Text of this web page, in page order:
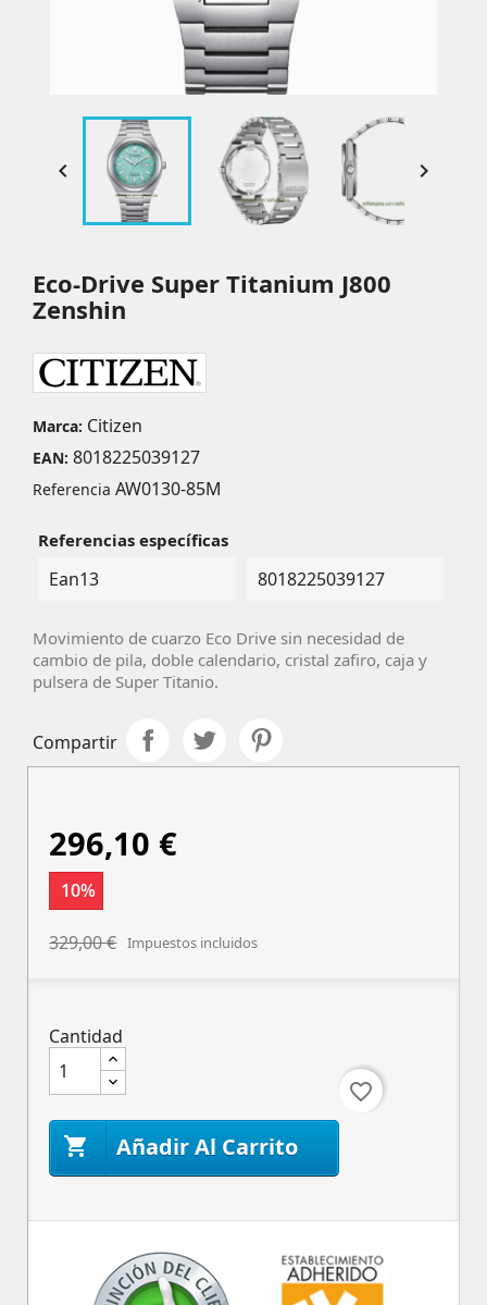
 
Eco-Drive Super Titanium J800
Zenshin
Marca: Citizen
EAN: 8018225039127
Referencia AW0130-85M
Referencias específicas
Ean13 8018225039127
Movimiento de cuarzo Eco Drive sin necesidad de
cambio de pila, doble calendario, cristal zafiro, caja y
pulsera de Super Titanio.
Compartir
296,10 €
10%
329,00 € Impuestos incluidos
Cantidad
 Añadir Al Carrito
favorite_border